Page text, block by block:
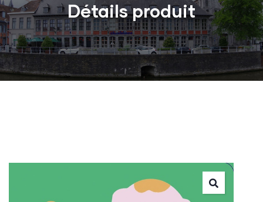
Détails produit